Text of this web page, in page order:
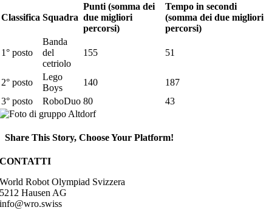
Classifica Squadra
Punti (somma dei
due migliori
percorsi)
Tempo in secondi
(somma dei due migliori
percorsi)
1° posto
Banda
del
cetriolo
155 51
2° posto
Lego
Boys
140
187
3° posto
RoboDuo 80 43
Share This Story, Choose Your Platform!
Facebook
CONTATTI
World Robot Olympiad Svizzera
5212 Hausen AG
info@wro.swiss